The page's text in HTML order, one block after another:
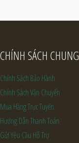
CHÍNH SÁCH CHUNG
Chính Sách Bảo Hành
Chính Sách Vận Chuyển
Mua Hàng Trực Tuyến
Hướng Dẫn Thanh Toán
Gửi Yêu Cầu Hỗ Trợ